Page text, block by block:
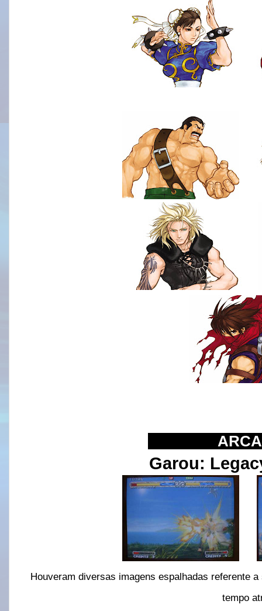
Garou:
Houveram diversas imagens espalhadas referente
tempo